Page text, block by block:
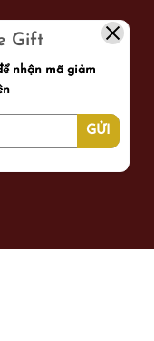
Gift
nhận mã giảm